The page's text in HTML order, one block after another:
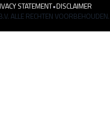
STATEMENT•DISCLAIMER
ALLE RECHTEN VOORBEHOUDEN.